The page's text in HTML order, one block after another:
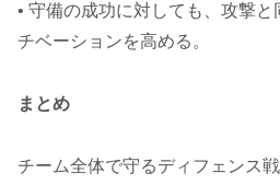
• 守備の成功に対しても、攻撃
チベーションを高める。
まとめ
チーム全体で守るディフェンス